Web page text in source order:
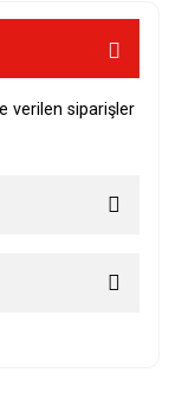
verilen siparişler